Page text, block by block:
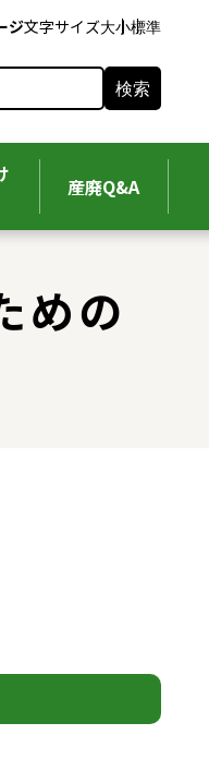
ジ文字サイズ大小標準
検索
産廃Q&A
めの